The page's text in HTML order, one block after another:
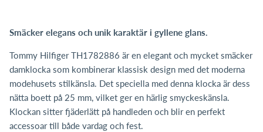
Smäcker elegans och unik karaktär i gyllene glans.
Tommy Hilfiger TH1782886 är en elegant och mycket smäcker
damklocka som kombinerar klassisk design med det moderna
modehusets stilkänsla. Det speciella med denna klocka är dess
nätta boett på 25 mm, vilket ger en härlig smyckeskänsla.
Klockan sitter fjäderlätt på handleden och blir en perfekt
accessoar till både vardag och fest.